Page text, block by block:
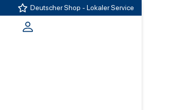
Deutscher Shop - Lokaler Service